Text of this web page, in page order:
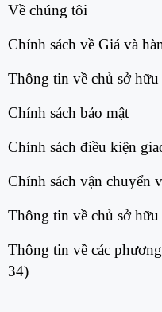
Về chúng tôi​
Chính sách về Giá và
Thông tin về chủ sở
Chính sách bảo mật​
Chính sách điều kiện
Chính sách vận chuyển
Thông tin về chủ sở
Thông tin về các
34)​